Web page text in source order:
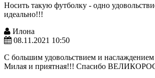
Носить такую футболку - одно
идеально!!!
Илона
08.11.2021 10:50
С большим удовольствием и
Милая и приятная!!! Спасибо